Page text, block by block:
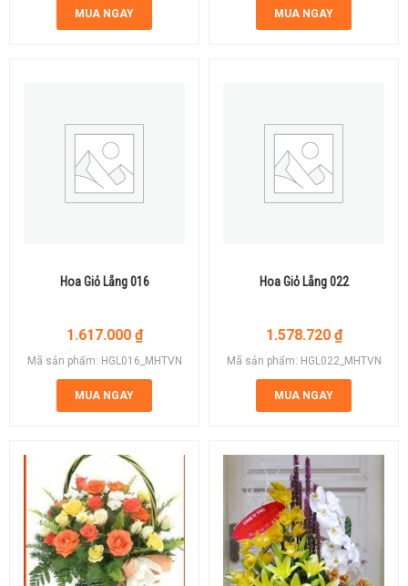
MUA NGAY MUA NGAY
Hoa Giỏ Lẵng 016
1.617.000 ₫
Mã sản phẩm: HGL016_MHTVN
MUA NGAY
Hoa Giỏ Lẵng 022
1.578.720 ₫
Mã sản phẩm: HGL022_MHTVN
MUA NGAY